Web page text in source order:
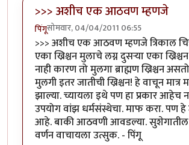
>>> अशीच एक आठवण म्हणजे
पिंगूसोमवार, 04/04/2011 06:55
>>> अशीच एक आठवण म्हणजे त्रिकाल
एका ख्रिश्चन मुलाचे लग्न दुसर्‍या एका
नाही कारण तो मुलगा ब्राह्मण ख्रिश्चन
मुलगी इतर जातीची ख्रिश्चन! हे वाचून मात्र
झाल्या. च्यायला इथे पण हा प्रकार आहेच
उपयोग वांझ धर्मसंस्थेचा. माफ करा. पण हे
आहे. बाकी आठवणी आवडल्या. सुशेगातील
वर्णन वाचायला उत्सुक. - पिंगू